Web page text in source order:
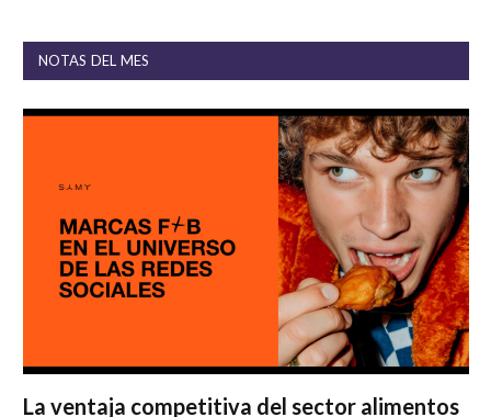
NOTAS DEL MES
La ventaja competitiva del sector alimentos